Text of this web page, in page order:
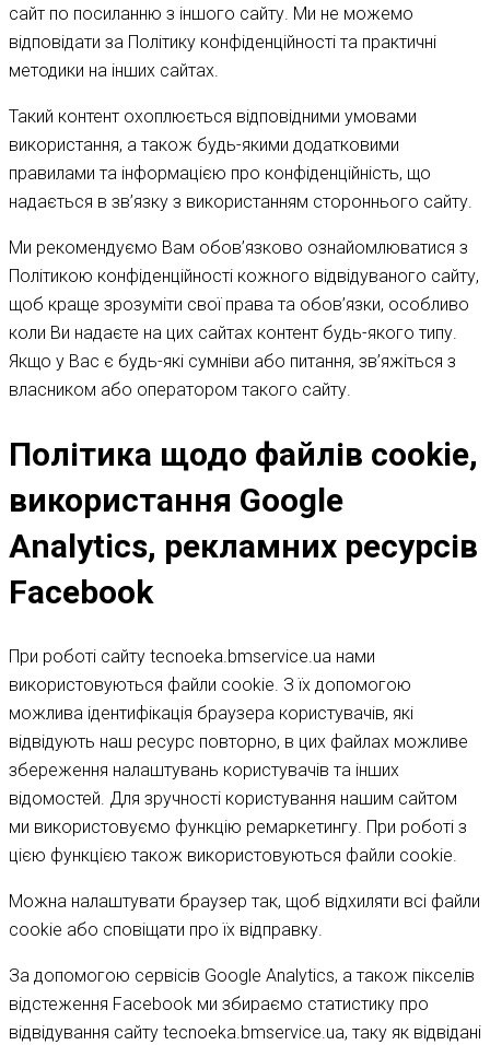
сайт по посиланню з іншого сайту. Ми не можемо
відповідати за Політику конфіденційності та практичні
методики на інших сайтах.
Такий контент охоплюється відповідними умовами
використання, а також будь-якими додатковими
правилами та інформацією про конфіденційність, що
надається в зв’язку з використанням стороннього сайту.
Ми рекомендуємо Вам обов’язково ознайомлюватися з
Політикою конфіденційності кожного відвідуваного сайту,
щоб краще зрозуміти свої права та обов’язки, особливо
коли Ви надаєте на цих сайтах контент будь-якого типу.
Якщо у Вас є будь-які сумніви або питання, зв’яжіться з
власником або оператором такого сайту.
Політика щодо файлів cookie,
використання Google
Analytics, рекламних ресурсів
Facebook
При роботі сайту tecnoeka.bmservice.ua нами
використовуються файли cookie. З їх допомогою
можлива ідентифікація браузера користувачів, які
відвідують наш ресурс повторно, в цих файлах можливе
збереження налаштувань користувачів та інших
відомостей. Для зручності користування нашим сайтом
ми використовуємо функцію ремаркетингу. При роботі з
цією функцією також використовуються файли cookie.
Можна налаштувати браузер так, щоб відхиляти всі файли
cookie або сповіщати про їх відправку.
За допомогою сервісів Google Analytics, а також пікселів
відстеження Facebook ми збираємо статистику про
відвідування сайту tecnoeka.bmservice.ua, таку як відвідані